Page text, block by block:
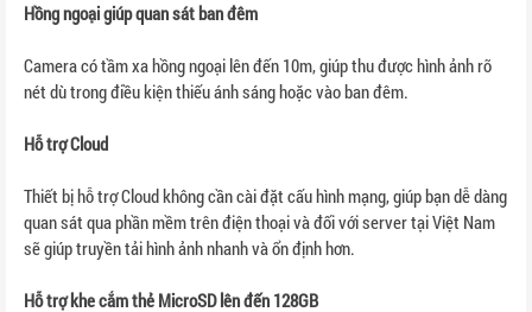
Hồng ngoại giúp quan sát ban đêm
Camera có tầm xa hồng ngoại lên đến 10m, giúp thu được hình ảnh rõ
nét dù trong điều kiện thiếu ánh sáng hoặc vào ban đêm.
Hỗ trợ Cloud
Thiết bị hỗ trợ Cloud không cần cài đặt cấu hình mạng, giúp bạn dễ dàng
quan sát qua phần mềm trên điện thoại và đối với server tại Việt Nam
sẽ giúp truyền tải hình ảnh nhanh và ổn định hơn.
Hỗ trợ khe cắm thẻ MicroSD lên đến 128GB